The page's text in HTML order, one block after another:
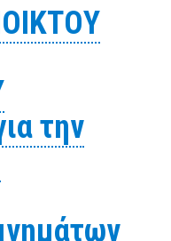
για την
2025»
την